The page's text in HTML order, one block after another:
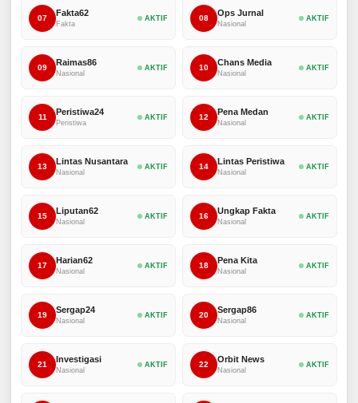
07
Fakta62
Fakta
AKTIF 08
Ops Jurnal
Nasional
AKTIF
09
Raimas86
Nasional
AKTIF 10
Chans Media
Nasional
AKTIF
11
Peristiwa24
Peristiwa
AKTIF 12
Pena Medan
Nasional
AKTIF
13
Lintas Nusantara
Nasional
AKTIF 14
Lintas Peristiwa
Nasional
AKTIF
15
Liputan62
Nasional
AKTIF 16
Ungkap Fakta
Nasional
AKTIF
17
Harian62
Nasional
AKTIF 18
Pena Kita
Nasional
AKTIF
19
Sergap24
Nasional
AKTIF 20
Sergap86
Nasional
AKTIF
21
Investigasi
Nasional
AKTIF 22
Orbit News
Nasional
AKTIF